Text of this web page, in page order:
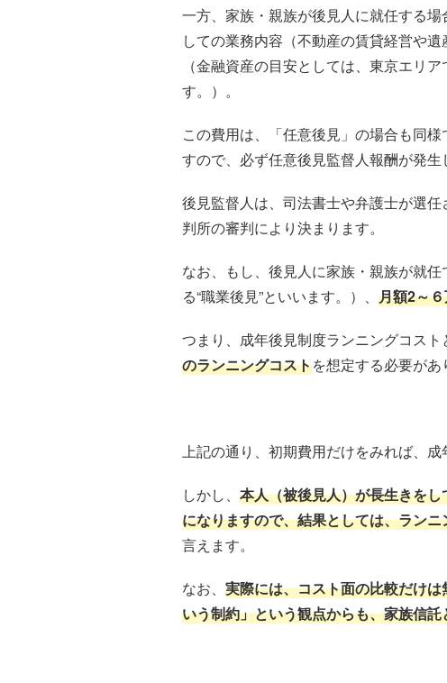
一方、家族・親族が後見人に就任する
しての業務内容（不動産の賃貸経営や
（金融資産の目安としては、東京エリ
す。）。
この費用は、「任意後見」の場合も同
すので、必ず任意後見監督人報酬が発生
後見監督人は、司法書士や弁護士が選任
判所の審判により決まります。
なお、もし、後見人に家族・親族が就
る“職業後見”といいます。）、 月額2～
つまり、成年後見制度ランニングコスト
のランニングコストを想定する必要があ
上記の通り、初期費用だけをみれば、成
しかし、 本人（被後見人）が長生きを
になりますので、結果としては、ラン
言えます。
なお、 実際には、コスト面の比較だけ
いう制約」という観点からも、家族信